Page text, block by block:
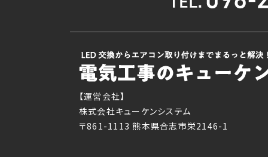
【運営会社】
株式会社キューケンシステム
〒861-1113 熊本県合志市栄2146-1